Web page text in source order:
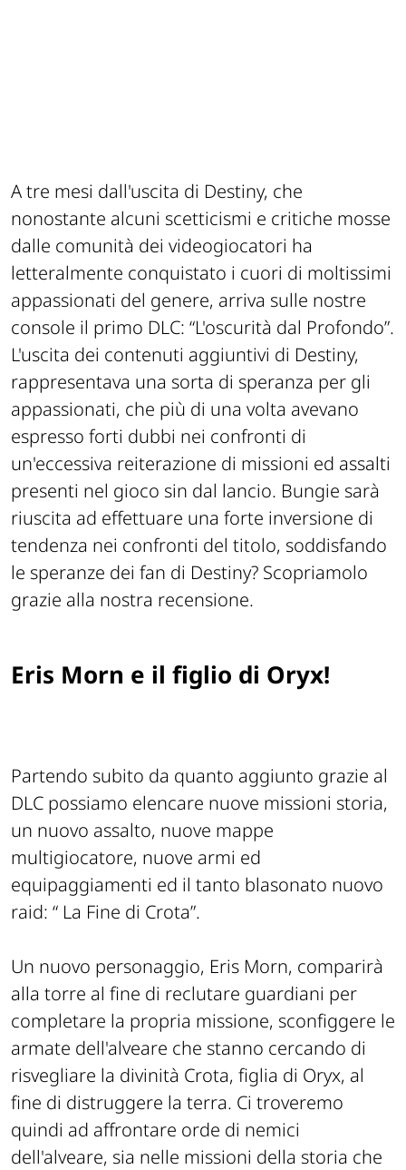
A tre mesi dall'uscita di Destiny, che
nonostante alcuni scetticismi e critiche mosse
dalle comunità dei videogiocatori ha
letteralmente conquistato i cuori di moltissimi
appassionati del genere, arriva sulle nostre
console il primo DLC: “L'oscurità dal Profondo”.
L'uscita dei contenuti aggiuntivi di Destiny,
rappresentava una sorta di speranza per gli
appassionati, che più di una volta avevano
espresso forti dubbi nei confronti di
un'eccessiva reiterazione di missioni ed assalti
presenti nel gioco sin dal lancio. Bungie sarà
riuscita ad effettuare una forte inversione di
tendenza nei confronti del titolo, soddisfando
le speranze dei fan di Destiny? Scopriamolo
grazie alla nostra recensione.
Eris Morn e il figlio di Oryx!
Partendo subito da quanto aggiunto grazie al
DLC possiamo elencare nuove missioni storia,
un nuovo assalto, nuove mappe
multigiocatore, nuove armi ed
equipaggiamenti ed il tanto blasonato nuovo
raid: “ La Fine di Crota”.
Un nuovo personaggio, Eris Morn, comparirà
alla torre al fine di reclutare guardiani per
completare la propria missione, sconfiggere le
armate dell'alveare che stanno cercando di
risvegliare la divinità Crota, figlia di Oryx, al
fine di distruggere la terra. Ci troveremo
quindi ad affrontare orde di nemici
dell'alveare, sia nelle missioni della storia che